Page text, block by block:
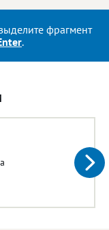
фрагмент
.